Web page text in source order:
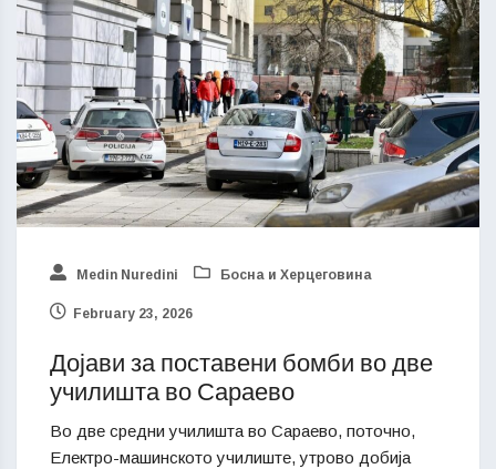
Medin Nuredini Босна и Херцеговина
February 23, 2026
Дојави за поставени бомби во две
училишта во Сараево
Во две средни училишта во Сараево, поточно,
Електро-машинското училиште, утрово добија